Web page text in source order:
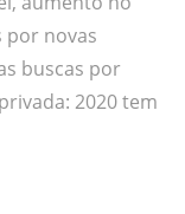
por novas
buscas por
2020 tem